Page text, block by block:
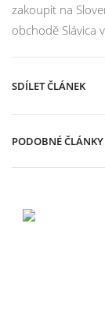
zakoupit na
obchodě Slávica
SDÍLET ČLÁNEK
PODOBNÉ ČLÁNKY